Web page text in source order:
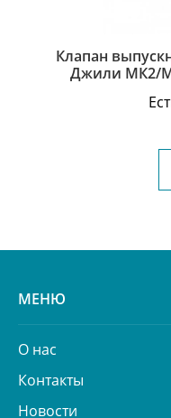
Клапан
Джили МК2/
МЕНЮ
О нас
Контакты
Новости